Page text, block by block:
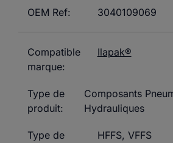
OEM Ref: 3040109069
Compatible
marque:
Ilapak®
Type de
produit:
Composants
Hydrauliques
Type de
HFFS, VFFS